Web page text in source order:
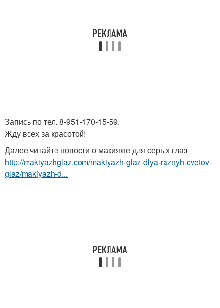
Запись по тел. 8-951-170-15-59.
Жду всех за красотой!
Далее читайте новости о макияже для серых глаз
http://makiyazhglaz.com/makiyazh-glaz-dlya-raznyh-cvetov-
glaz/makiyazh-d...